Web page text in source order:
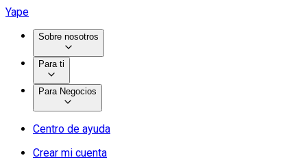
Yape
Sobre nosotros
Para ti
Para Negocios
Centro de ayuda
Crear mi cuenta